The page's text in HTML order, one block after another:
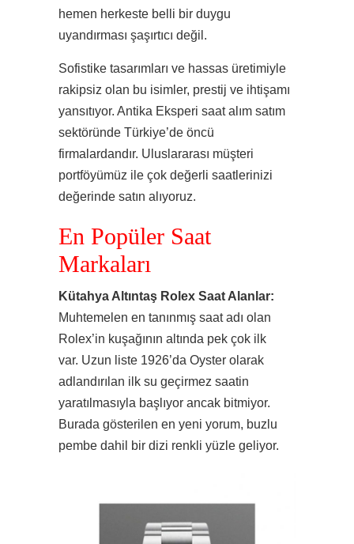
hemen herkeste belli bir duygu
uyandırması şaşırtıcı değil.
Sofistike tasarımları ve hassas üretimiyle
rakipsiz olan bu isimler, prestij ve ihtişamı
yansıtıyor. Antika Eksperi saat alım satım
sektöründe Türkiye’de öncü
firmalardandır. Uluslararası müşteri
portföyümüz ile çok değerli saatlerinizi
değerinde satın alıyoruz.
En Popüler Saat
Markaları
Kütahya Altıntaş Rolex Saat Alanlar:
Muhtemelen en tanınmış saat adı olan
Rolex’in kuşağının altında pek çok ilk
var. Uzun liste 1926’da Oyster olarak
adlandırılan ilk su geçirmez saatin
yaratılmasıyla başlıyor ancak bitmiyor.
Burada gösterilen en yeni yorum, buzlu
pembe dahil bir dizi renkli yüzle geliyor.